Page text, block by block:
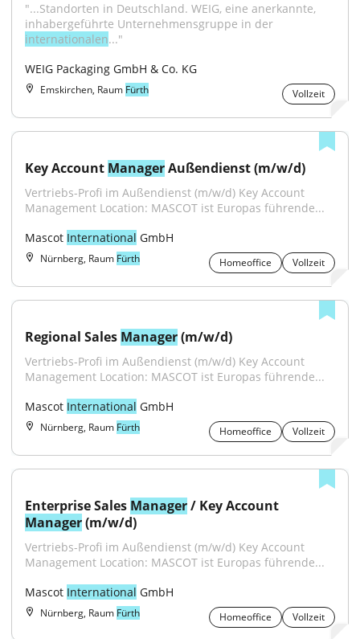
"...Standorten in Deutschland. WEIG, eine anerkannte,
internationalen..."
WEIG Packaging GmbH & Co. KG
Emskirchen, Raum Fürth Vollzeit
Key Account Manager Außendienst (m/w/d)
Vertriebs-Profi im Außendienst (m/w/d) Key Account
Management Location: MASCOT ist Europas führende...
Mascot International GmbH
Nürnberg, Raum Fürth Homeoffice Vollzeit
Regional Sales Manager (m/w/d)
Vertriebs-Profi im Außendienst (m/w/d) Key Account
Management Location: MASCOT ist Europas führende...
Mascot International GmbH
Nürnberg, Raum Fürth Homeoffice Vollzeit
Enterprise Sales Manager
Manager (m/w/d)
Vertriebs-Profi im Außendienst (m/w/d) Key Account
Management Location: MASCOT ist Europas führende...
Mascot International GmbH
Nürnberg, Raum Fürth Homeoffice Vollzeit